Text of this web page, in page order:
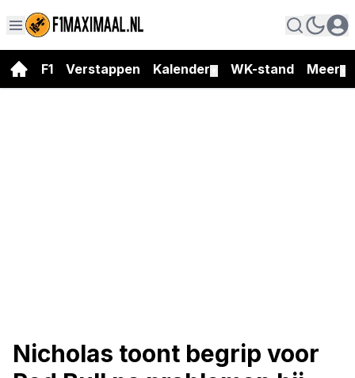
F1 Verstappen Kalender WK-stand Meer
Nicholas toont begrip voor